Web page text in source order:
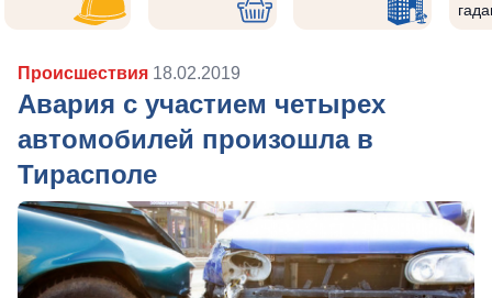
Происшествия 18.02.2019
Авария с участием четырех
автомобилей произошла в
Тирасполе